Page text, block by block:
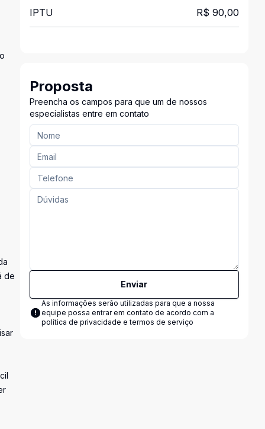
de
IPTU R$ 90,00
Proposta
Preencha os campos para que um de nossos
especialistas entre em contato
Enviar
As informações serão utilizadas para que a nossa
equipe possa entrar em contato de acordo com a
política de privacidade e termos de serviço